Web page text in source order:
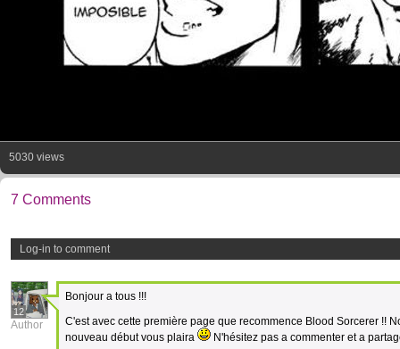
5030 views
7 Comments
Log-in to comment
12
Author
Bonjour a tous !!!
C'est avec cette première page que recommence Blood Sorcerer !!
nouveau début vous plaira
N'hésitez pas a commenter et a